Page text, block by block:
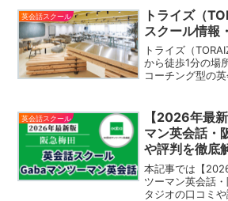
を身につけるこ
語学とスポーツ
英会話スクール
トライズ（
スクール情報
トライズ（
から徒歩1分の場
コーチング型の
サポート。トラ
家であ...
英会話スクール
【2026年最
マン英会話・
や評判を徹底
本記事では【
ツーマン英会話
タジオの口コミ